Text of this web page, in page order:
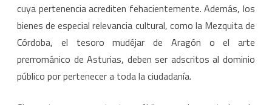
cuya pertenencia acrediten fehacientemente. Además, los
bienes de especial relevancia cultural, como la Mezquita de
Córdoba, el tesoro mudéjar de Aragón o el arte
prerrománico de Asturias, deben ser adscritos al dominio
público por pertenecer a toda la ciudadanía.